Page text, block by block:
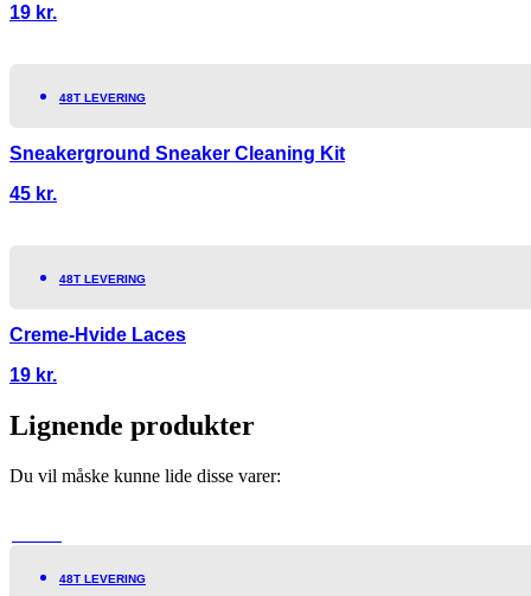
19 kr.
48T LEVERING
Sneakerground Sneaker Cleaning Kit
45 kr.
48T LEVERING
Creme-Hvide Laces
19 kr.
Lignende produkter
Du vil måske kunne lide disse varer:
48T LEVERING